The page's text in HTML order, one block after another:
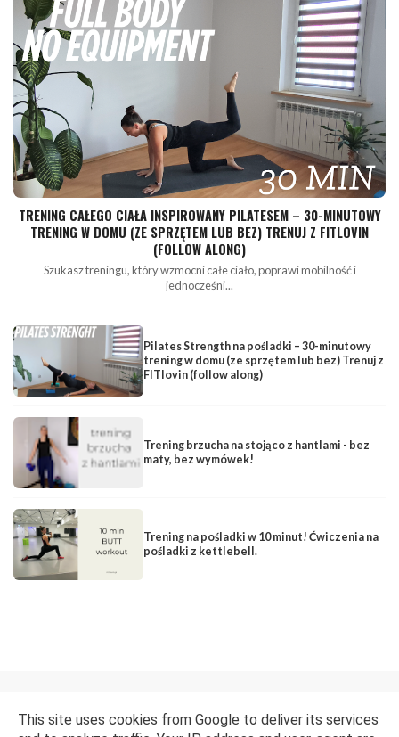
TRENING CAŁEGO CIAŁA INSPIROWANY PILATESEM – 30-MINUTOWY
TRENING W DOMU (ZE SPRZĘTEM LUB BEZ) TRENUJ Z FITLOVIN
(FOLLOW ALONG)
Szukasz treningu, który wzmocni całe ciało, poprawi mobilność i
jednocześni...
Pilates Strength na pośladki – 30-minutowy
trening w domu (ze sprzętem lub bez) Trenuj z
FITlovin (follow along)
Trening brzucha na stojąco z hantlami - bez
maty, bez wymówek!
Trening na pośladki w 10 minut! Ćwiczenia na
pośladki z kettlebell.
FACEBOOK INSTAGRAM YOUTUBE
This site uses cookies from Google to deliver its services